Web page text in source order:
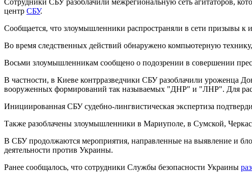
центр СБУ.
Сообщается, что злоумышленники распространяли в сети призывы
Во время следственных действий обнаружено компьютерную
Восьми злоумышленникам сообщено о подозрении в совершении
В частности, в Киеве контрразведчики СБУ разоблачили уроженца
вооруженных формирований так называемых "ДНР" и "ЛНР". Для
Инициированная СБУ судебно-лингвистическая экспертиза
Также разоблачены злоумышленники в Мариуполе, в Сумской,
В СБУ продолжаются мероприятия, направленные на выявление и
деятельности против Украины.
Ранее сообщалось, что сотрудники Службы безопасности Украины